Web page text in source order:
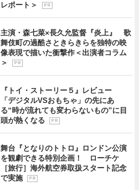
レポート＞
P R
主演・森七菜×長久允監督『炎上』 歌
舞伎町の過酷さときらきらを独特の映
像表現で描いた衝撃作＜出演者コラム
＞
P R
『トイ・ストーリー５』レビュー
「デジタルVSおもちゃ」の先にあ
る“時が流れても変わらないもの”に目
頭が熱くなる
P R
舞台『となりのトトロ』ロンドン公演
を観劇できる特別企画！ ローチケ
［旅行］海外航空券取扱スタート記念
で実施
P R